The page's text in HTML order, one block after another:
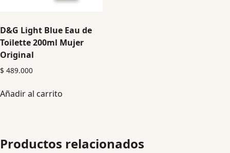
D&G Light Blue Eau de
Toilette 200ml Mujer
Original
$ 489.000
Añadir al carrito
Productos relacionados